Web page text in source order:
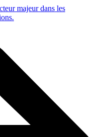
majeur dans les